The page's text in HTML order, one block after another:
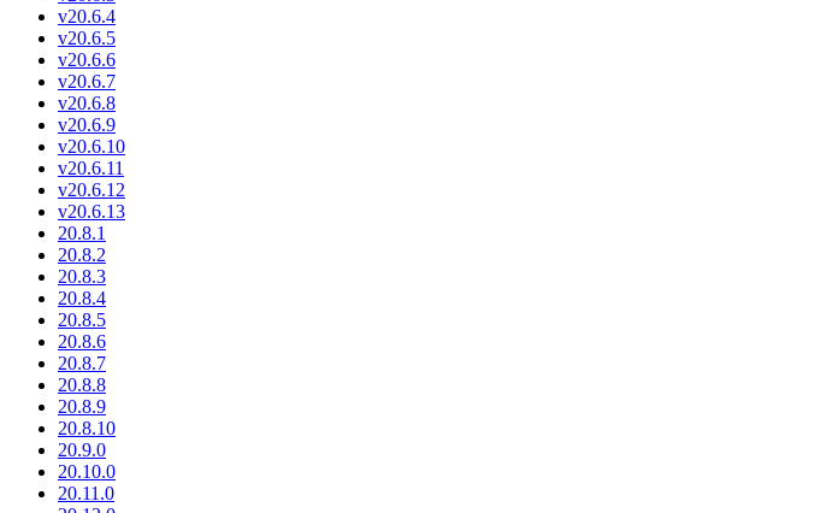
v20.6.4
v20.6.5
v20.6.6
v20.6.7
v20.6.8
v20.6.9
v20.6.10
v20.6.11
v20.6.12
v20.6.13
20.8.1
20.8.2
20.8.3
20.8.4
20.8.5
20.8.6
20.8.7
20.8.8
20.8.9
20.8.10
20.9.0
20.10.0
20.11.0